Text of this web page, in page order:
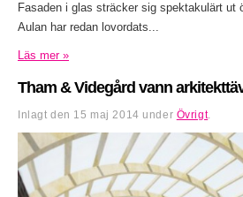
Fasaden i glas sträcker sig spektakulärt ut
Aulan har redan lovordats...
Läs mer »
Tham & Videgård vann
Inlagt den 15 maj 2014 under Övrigt.